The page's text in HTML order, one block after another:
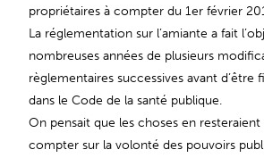
propriétaires à compter du 1er février
La réglementation sur l’amiante a fait
nombreuses années de plusieurs
règlementaires successives avant d’être
dans le Code de la santé publique.
On pensait que les choses en resteraient
compter sur la volonté des pouvoirs